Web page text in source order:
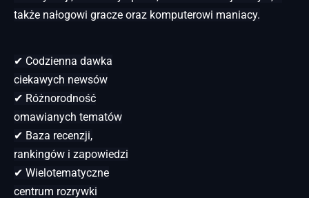
także nałogowi gracze oraz komputerowi maniacy.
✔ Codzienna dawka
ciekawych newsów
✔ Różnorodność
omawianych tematów
✔ Baza recenzji,
rankingów i zapowiedzi
✔ Wielotematyczne
centrum rozrywki